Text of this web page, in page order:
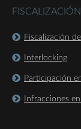
FISCALIZACIÓN
Fiscalización
Interlocking
Participación
Infracciones